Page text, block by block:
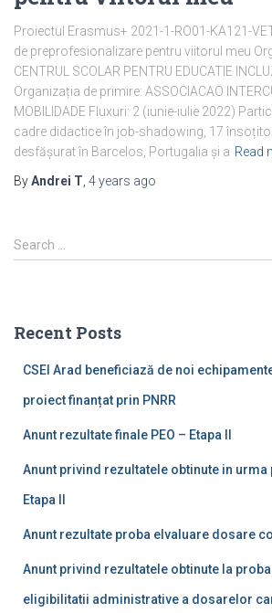
Proiectul Erasmus+ 2021-1-RO01-KA121-
de preprofesionalizare pentru viitorul meu
CENTRUL SCOLAR PENTRU EDUCATIE
Organizația de primire: ASSOCIACAO
MOBILIDADE Fluxuri: 2 (iunie-iulie 2022)
cadre didactice în job-shadowing, 17
desfășurat în Barcelos, Portugalia și a Read
ByAndrei T, 4 years ago
Search …
Recent Posts
CSEI Arad beneficiază de noi
proiect finanțat prin PNRR
Anunt rezultate finale PEO – Etapa II
Anunt privind rezultatele obtinute in urma
Etapa II
Anunt rezultate proba elvaluare dosare
Anunt privind rezultatele obtinute la
eligibilitatii administrative a dosarelor